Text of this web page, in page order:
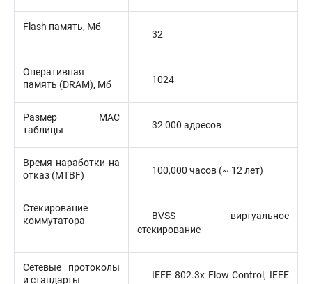
Flash память, Мб
32
Оперативная
память (DRAM), Мб
1024
Размер MAC
таблицы
32 000 адресов
Время наработки на
отказ (MTBF)
100,000 часов (~ 12 лет)
Стекирование
коммутатора
BVSS виртуальное
стекирование
Сетевые протоколы
и стандарты
IEEE 802.3x Flow Control, IEEE